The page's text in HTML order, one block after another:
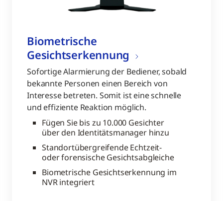
Biometrische
Gesichtserkennung
Sofortige Alarmierung der Bediener, sobald
bekannte Personen einen Bereich von
Interesse betreten. Somit ist eine schnelle
und effiziente Reaktion möglich.
Fügen Sie bis zu 10.000 Gesichter
über den Identitätsmanager hinzu
Standortübergreifende Echtzeit-
oder forensische Gesichtsabgleiche
Biometrische Gesichtserkennung im
NVR integriert